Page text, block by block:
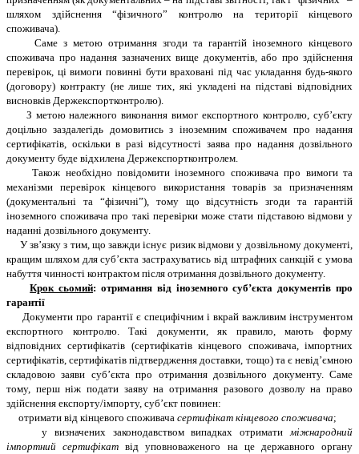
шляхом здійснення “фізичного” контролю на території кінцевого
споживача).
Саме з метою отримання згоди та гарантій іноземного кінцевого
споживача про надання зазначених вище документів, або про здійснення
перевірок, ці вимоги повинні бути враховані під час укладання будь-якого
(договору) контракту (не лише тих, які укладені на підставі відповідних
висновків Держекспортконтролю).
З метою належного виконання вимог експортного контролю, суб’єкту
доцільно заздалегідь домовитись з іноземним споживачем про надання
сертифікатів, оскільки в разі відсутності заява про надання дозвільного
документу буде відхилена Держекспортконтролем.
Також необхідно повідомити іноземного споживача про вимоги та
механізми перевірок кінцевого використання товарів за призначенням
(документальні та “фізичні”), тому що відсутність згоди та гарантій
іноземного споживача про такі перевірки може стати підставою відмови у
наданні дозвільного документу.
У зв’язку з тим, що завжди існує ризик відмови у дозвільному документі,
кращим шляхом для суб’єкта застрахуватись від штрафних санкцій є умова
набуття чинності контрактом після отримання дозвільного документу.
Крок сьомий: отримання від іноземного суб’єкта документів про
гарантії
Документи про гарантії є специфічним і вкрай важливим інструментом
експортного контролю. Такі документи, як правило, мають форму
відповідних сертифікатів (сертифікатів кінцевого споживача, імпортних
сертифікатів, сертифікатів підтвердження доставки, тощо) та є невід’ємною
складовою заяви суб’єкта про отримання дозвільного документу. Саме
тому, перш ніж подати заяву на отримання разового дозволу на право
здійснення експорту/імпорту, суб’єкт повинен:
отримати від кінцевого споживача сертифікат кінцевого споживача;
у визначених законодавством випадках отриматиміжнародний
імпортний сертифікат від уповноваженого на це державного органу